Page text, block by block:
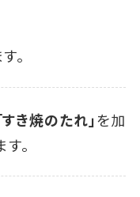
。
すき焼のたれ」を加
。